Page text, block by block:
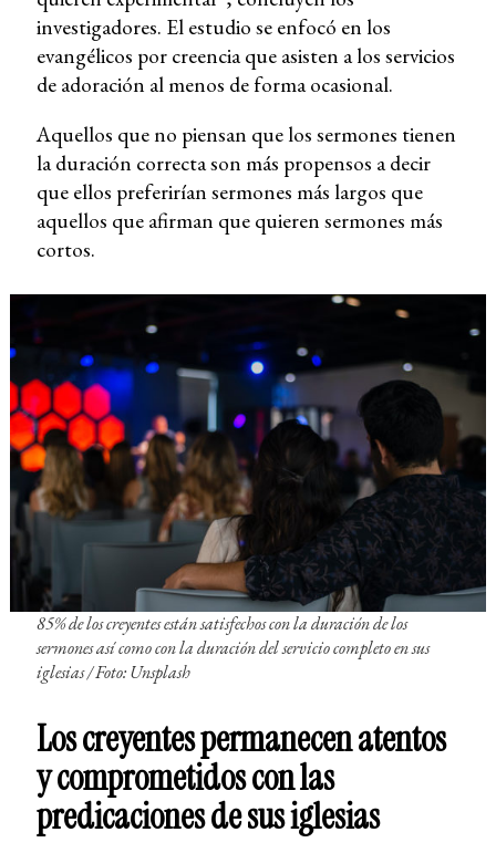
investigadores. El estudio se enfocó en los
evangélicos por creencia que asisten a los servicios
de adoración al menos de forma ocasional.
Aquellos que no piensan que los sermones tienen
la duración correcta son más propensos a decir
que ellos preferirían sermones más largos que
aquellos que afirman que quieren sermones más
cortos.
85% de los creyentes están satisfechos con la duración de los
sermones así como con la duración del servicio completo en sus
iglesias/ Foto: Unsplash
Los creyentes permanecen atentos
y comprometidos con las
predicaciones de sus iglesias